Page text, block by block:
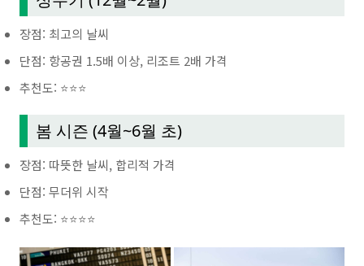
장점: 최고의 날씨
단점: 항공권 1.5배 이상, 리조트 2배 가격
추천도: ⭐⭐⭐
봄 시즌 (4월~6월 초)
장점: 따뜻한 날씨, 합리적 가격
단점: 무더위 시작
추천도: ⭐⭐⭐⭐